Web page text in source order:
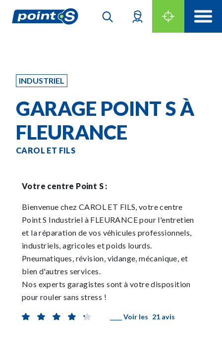
INDUSTRIEL
GARAGE POINT S À
FLEURANCE
CAROL ET FILS
Votre centre Point S :
Bienvenue chez CAROL ET FILS, votre centre
Point S Industriel à FLEURANCE pour l'entretien
et la réparation de vos véhicules professionnels,
industriels, agricoles et poids lourds.
Pneumatiques, révision, vidange, mécanique, et
bien d'autres services.
Nos experts garagistes sont à votre disposition
pour rouler sans stress !
____ Voir les 21 avis